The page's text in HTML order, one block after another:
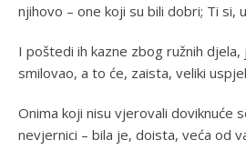
njihovo – one koji su bili dobri; Ti si,
I poštedi ih kazne zbog ružnih
smilovao, a to će, zaista, veliki
Onima koji nisu vjerovali doviknuće
nevjernici – bila je, doista, veća od